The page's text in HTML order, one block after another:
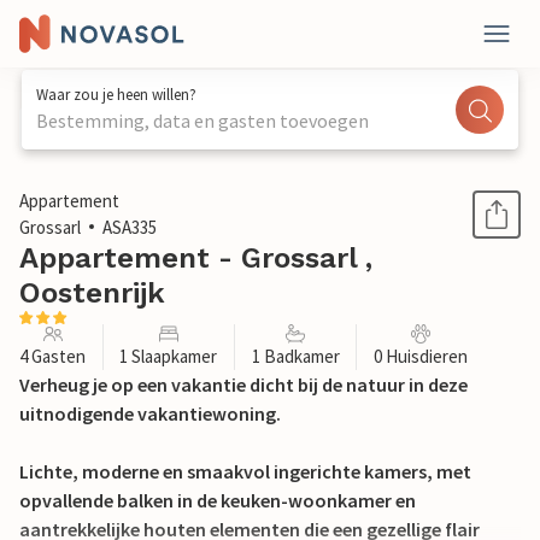
Waar zou je heen willen?
Bestemming, data en gasten toevoegen
1 / 19
Appartement
Grossarl
ASA335
Appartement - Grossarl ,
Oostenrijk
4 Gasten 1 Slaapkamer 1 Badkamer 0 Huisdieren
Verheug je op een vakantie dicht bij de natuur in deze
uitnodigende vakantiewoning.
Lichte, moderne en smaakvol ingerichte kamers, met
opvallende balken in de keuken-woonkamer en
aantrekkelijke houten elementen die een gezellige flair